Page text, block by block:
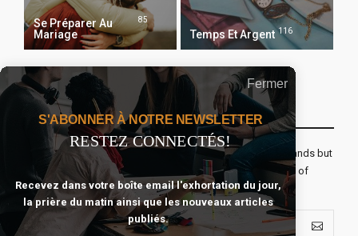
Se Préparer Au
Mariage
85
Temps Et Argent 116
Recevoir Notre Newsletter Chaque Matin
The real voyage of discovery consists not in seeking new lands but
seeing with new eyes. All journeys have secret destinations of
which the traveler is unaware.
Fermer
S'ABONNER À NOTRE NEWSLETTER
RESTEZ CONNECTÉS!
Recevez dans votre boîte email l'exhortation du jour,
la prière du matin ainsi que les nouveaux articles
publiés.